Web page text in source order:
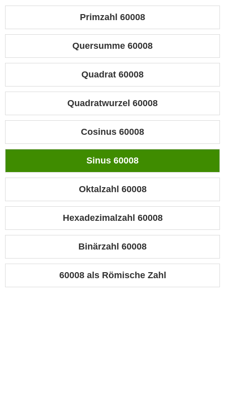
Primzahl 60008
Quersumme 60008
Quadrat 60008
Quadratwurzel 60008
Cosinus 60008
Sinus 60008
Oktalzahl 60008
Hexadezimalzahl 60008
Binärzahl 60008
60008 als Römische Zahl